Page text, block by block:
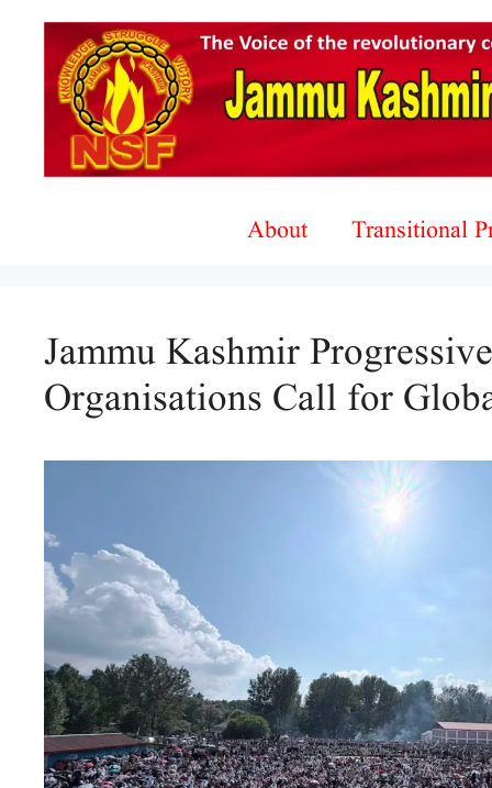
About Transitional
Jammu Kashmir Progressive
Organisations Call for